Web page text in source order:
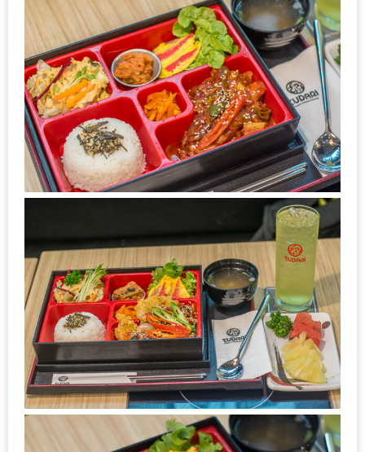
ครบ
จบ
ที่
เดียว
HOMEPRO
FAIR
2017
เชียงใหม่
เต็ม
กับ
แผนที่
ร้าน
หมู
กระทะ
ทั่ว
เชียงใหม่
งบ